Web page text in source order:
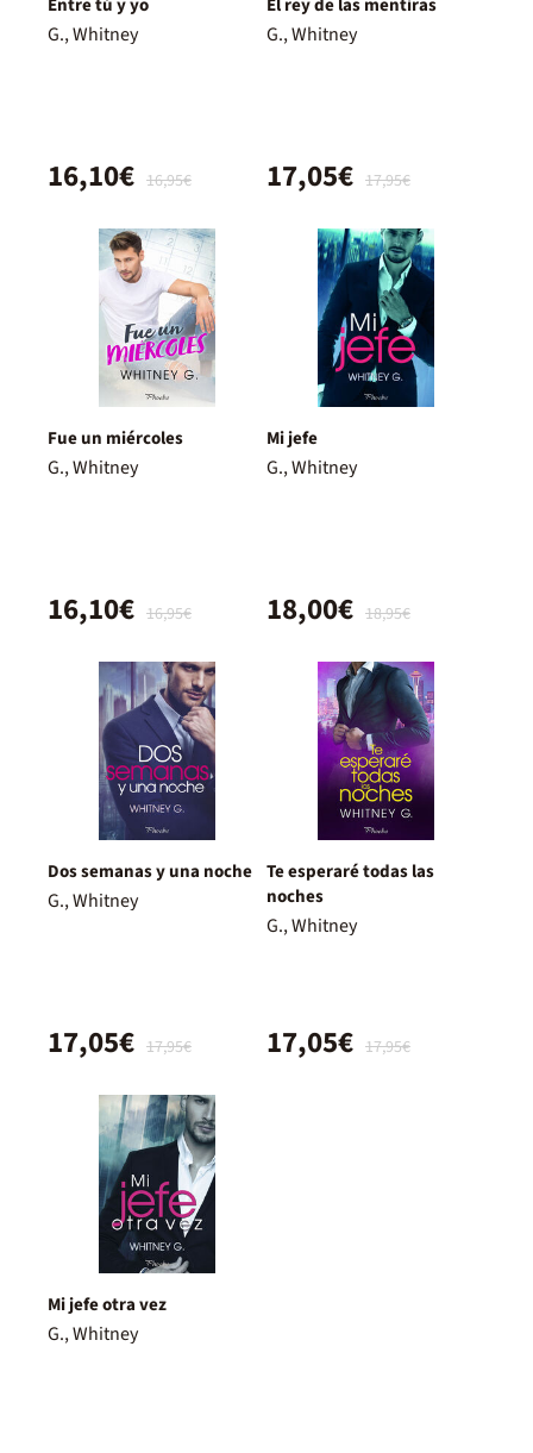
Entre tú y yo
G., Whitney
16,95€
16,10€
El rey de las mentiras
G., Whitney
17,95€
17,05€
Fue un miércoles
G., Whitney
16,95€
16,10€
Mi jefe
G., Whitney
18,95€
18,00€
Dos semanas y una noche
G., Whitney
17,95€
17,05€
Te esperaré todas las
noches
G., Whitney
17,95€
17,05€
Mi jefe otra vez
G., Whitney